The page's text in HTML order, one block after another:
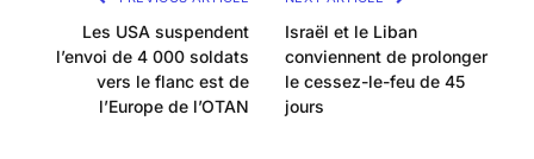
Les USA suspendent
l’envoi de 4 000 soldats
vers le flanc est de
l’Europe de l’OTAN
Israël et le Liban
conviennent de prolonger
le cessez-le-feu de 45
jours